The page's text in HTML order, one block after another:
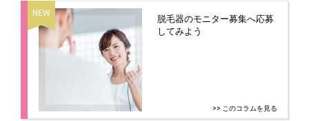
脱毛器のモニター募集へ応募
してみよう
>> このコラムを見る